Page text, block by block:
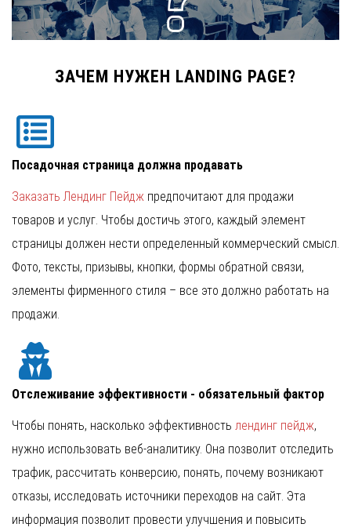
ЗАЧЕМ НУЖЕН LANDING PAGE?
Посадочная страница должна продавать
Заказать Лендинг Пейдж предпочитают для продажи
товаров и услуг. Чтобы достичь этого, каждый элемент
страницы должен нести определенный коммерческий смысл.
Фото, тексты, призывы, кнопки, формы обратной связи,
элементы фирменного стиля – все это должно работать на
продажи.
Отслеживание эффективности - обязательный фактор
Чтобы понять, насколько эффективность лендинг пейдж,
нужно использовать веб-аналитику. Она позволит отследить
трафик, рассчитать конверсию, понять, почему возникают
отказы, исследовать источники переходов на сайт. Эта
информация позволит провести улучшения и повысить